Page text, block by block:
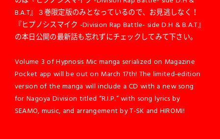
B.A.T』３巻限定版のみとなっているので、お見逃しなく！
『ヒプノシスマイク -Division Rap Battle- side D.H & B.A.T』
の本日公開の最新話も忘れずにチェックしてみて下さい。
Volume 3 of Hypnosis Mic manga serialized on Magazine
Pocket app will be out on March 17th! The limited-edition
version of the manga will include a CD with a new song
for Nagoya Division titled “R.I.P.” with song lyrics by
SEAMO, music, and arrangement by T-SK and HIROMI!